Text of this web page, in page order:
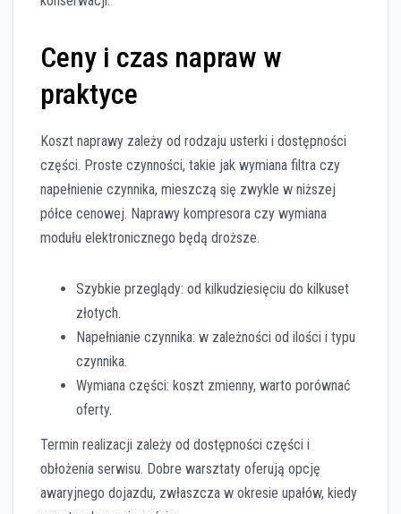
Ceny i czas napraw w
praktyce
Koszt naprawy zależy od rodzaju usterki i dostępności
części. Proste czynności, takie jak wymiana filtra czy
napełnienie czynnika, mieszczą się zwykle w niższej
półce cenowej. Naprawy kompresora czy wymiana
modułu elektronicznego będą droższe.
Szybkie przeglądy: od kilkudziesięciu do kilkuset
złotych.
Napełnianie czynnika: w zależności od ilości i typu
czynnika.
Wymiana części: koszt zmienny, warto porównać
oferty.
Termin realizacji zależy od dostępności części i
obłożenia serwisu. Dobre warsztaty oferują opcję
awaryjnego dojazdu, zwłaszcza w okresie upałów, kiedy